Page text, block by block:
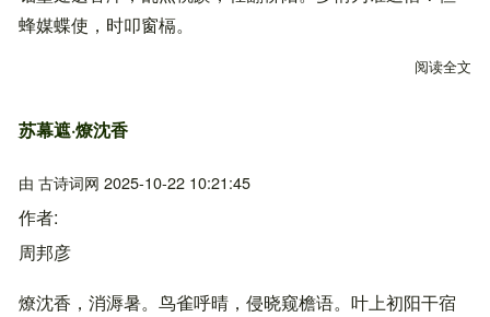
蜂媒蝶使，时叩窗槅。
阅读全文
苏幕遮·燎沈香
由 古诗词网 2025-10-22 10:21:45
作者
周邦彦
燎沈香，消溽暑。鸟雀呼晴，侵晓窥檐语。叶上初阳干宿